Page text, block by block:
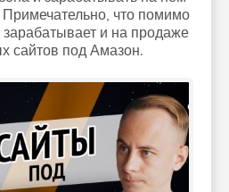
что помимо
и на продаже
сайтов под Амазон.